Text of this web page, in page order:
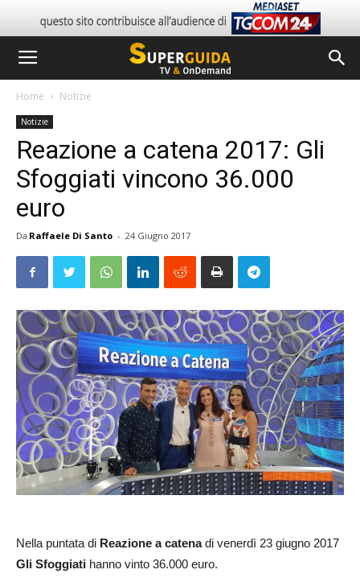
Home Notizie
Notizie
Reazione a catena 2017: Gli
Sfoggiati vincono 36.000
euro
Da Raffaele Di Santo - 24 Giugno 2017
Nella puntata di Reazione a catenadi venerdì 23 giugno 2017
Gli Sfoggiati hanno vinto 36.000 euro.